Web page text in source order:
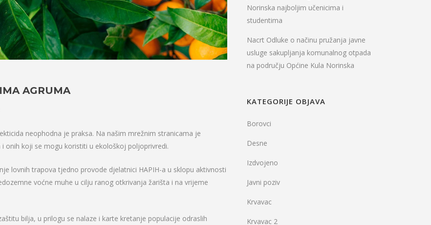
AGRUMA
neophodna je praksa. Na našim mrežnim stranicama je
onih koji se mogu koristiti u ekološkoj poljoprivredi.
lovnih trapova tjedno provode djelatnici HAPIH-a u sklopu aktivnosti
voćne muhe u cilju ranog otkrivanja žarišta i na vrijeme
bilja, u prilogu se nalaze i karte kretanje populacije odraslih
Norinska najboljim učenicima i
studentima
Nacrt Odluke o načinu pružanja javne
usluge sakupljanja komunalnog otpada
na području Općine Kula Norinska
KATEGORIJE OBJAVA
Borovci
Desne
Izdvojeno
Javni poziv
Krvavac
Krvavac 2